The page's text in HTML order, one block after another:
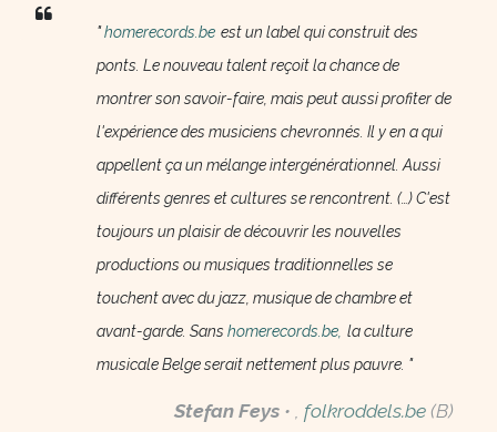
"homerecords.be est un label qui construit des
ponts. Le nouveau talent reçoit la chance de
montrer son savoir-faire, mais peut aussi profiter de
l'expérience des musiciens chevronnés. Il y en a qui
appellent ça un mélange intergénérationnel. Aussi
différents genres et cultures se rencontrent. (…) C'est
toujours un plaisir de découvrir les nouvelles
productions ou musiques traditionnelles se
touchent avec du jazz, musique de chambre et
avant-garde. Sans homerecords.be, la culture
musicale Belge serait nettement plus pauvre. "
Stefan Feys • , folkroddels.be (B)